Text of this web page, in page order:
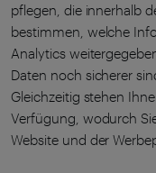
pflegen, die innerhalb
bestimmen, welche
Analytics
Daten noch sicherer
Gleichzeitig stehen
Verfügung, wodurch
Website und der